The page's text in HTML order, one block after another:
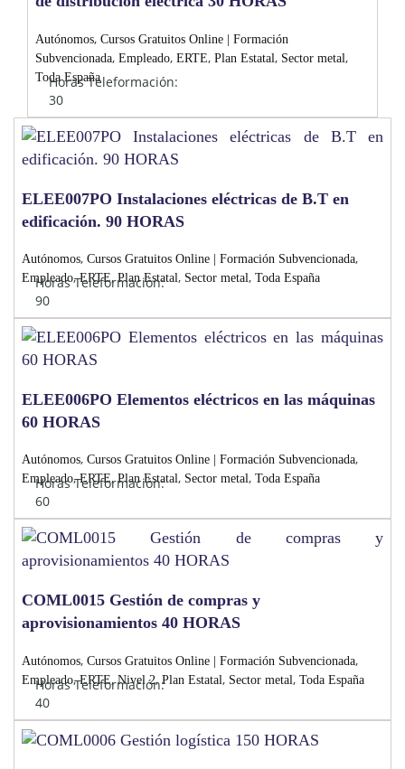
Autónomos, Cursos Gratuitos Online | Formación
Subvencionada, Empleado, ERTE, Plan Estatal, Sector metal,
Toda España
Horas Teleformación:
30
ELEE007PO Instalaciones eléctricas de B.T en
edificación. 90 HORAS
Autónomos, Cursos Gratuitos Online | Formación Subvencionada,
Empleado,ERTE,Plan Estatal, Sector metal, Toda España
Horas Teleformación:
90
ELEE006PO Elementos eléctricos en las máquinas
60 HORAS
Autónomos, Cursos Gratuitos Online | Formación Subvencionada,
Empleado,ERTE,Plan Estatal, Sector metal, Toda España
Horas Teleformación:
60
COML0015 Gestión de compras y
aprovisionamientos 40 HORAS
Autónomos, Cursos Gratuitos Online | Formación Subvencionada,
Empleado,ERTE,Nivel 2, Plan Estatal, Sector metal, Toda España
Horas Teleformación:
40